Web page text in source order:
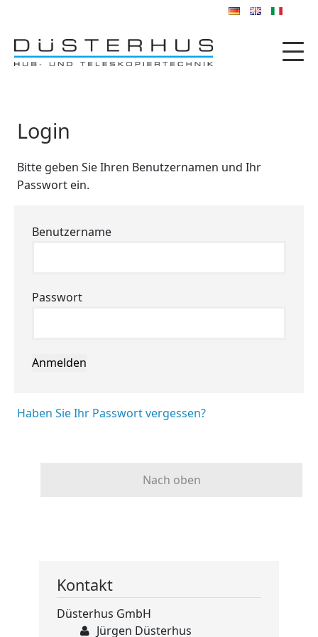
Login
Bitte geben Sie Ihren Benutzernamen und Ihr
Passwort ein.
Benutzername
Passwort
Anmelden
Haben Sie Ihr Passwort vergessen?
Nach oben
Kontakt
Düsterhus GmbH
Jürgen Düsterhus